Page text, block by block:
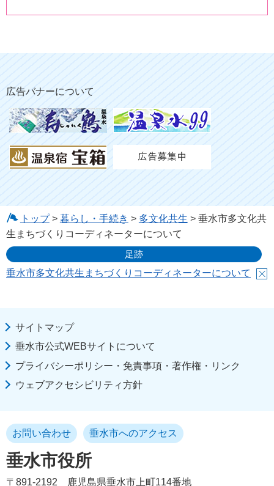
広告バナーについて
トップ> 暮らし・手続き > 多文化共生 > 垂水市多文化共
生まちづくりコーディネーターについて
足跡
垂水市多文化共生まちづくりコーディネーターについて
サイトマップ
垂水市公式WEBサイトについて
プライバシーポリシー・免責事項・著作権・リンク
ウェブアクセシビリティ方針
垂水市役所
お問い合わせ 垂水市へのアクセス
〒891-2192 鹿児島県垂水市上町114番地